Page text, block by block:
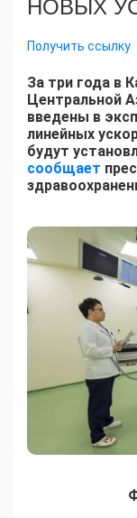
НОВЫХ
Получить ссылку
За три года в
Центральной
введены в
линейных
будут
сообщает